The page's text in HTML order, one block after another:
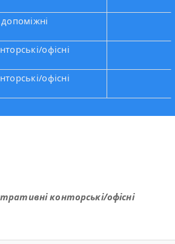
допоміжні
офісні
офісні
конторські/офісні